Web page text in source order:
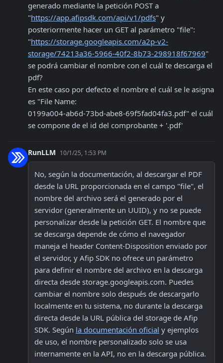
generado mediante la petición POST a
"https://app.afipsdk.com/api/v1/pdfs" y
posteriormente hacer un GET al parámetro "file":
"https://storage.googleapis.com/a2p-v2-
storage/74213a36-5966-40f2-8b73-298918f67969"
se podrá cambiar el nombre con el cuál te descarga el
pdf?
En este caso por defecto el nombre el cuál se le asigna
es "File Name:
0199a004-ab6d-73bd-abe8-69f5fad04fa3.pdf" el cuál
se compone de el id del comprobante + '.pdf'
RunLLM 10/1/25, 1:53 PM
No, según la documentación, al descargar el PDF
desde la URL proporcionada en el campo "file", el
nombre del archivo será el generado por el
servidor (generalmente un UUID), y no se puede
personalizar desde la petición GET. El nombre que
se descarga depende de cómo el navegador
maneja el header Content-Disposition enviado por
el servidor, y Afip SDK no ofrece un parámetro
para definir el nombre del archivo en la descarga
directa desde storage.googleapis.com. Puedes
cambiar el nombre solo después de descargarlo
localmente en tu sistema, no durante la descarga
directa desde la URL pública del storage de Afip
SDK. Según la documentación oficial y ejemplos
de uso, el nombre personalizado solo se usa
internamente en la API, no en la descarga pública.